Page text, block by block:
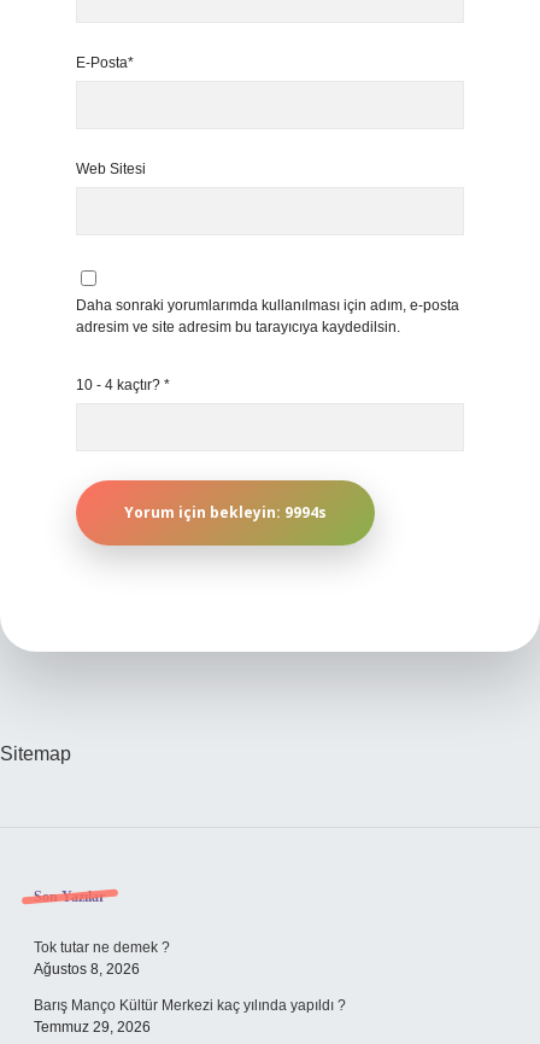
E-Posta*
Web Sitesi
Daha sonraki yorumlarımda kullanılması için adım, e-posta
adresim ve site adresim bu tarayıcıya kaydedilsin.
10 - 4 kaçtır? *
Sitemap
Sidebar
Son Yazılar
Tok tutar ne demek ?
Ağustos 8, 2026
Barış Manço Kültür Merkezi kaç yılında yapıldı ?
Temmuz 29, 2026